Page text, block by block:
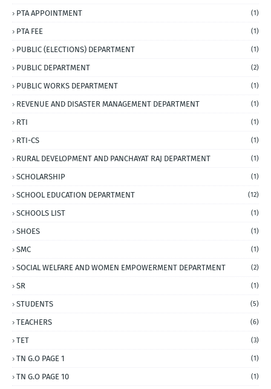
PTA APPOINTMENT (1)
PTA FEE (1)
PUBLIC (ELECTIONS) DEPARTMENT (1)
PUBLIC DEPARTMENT (2)
PUBLIC WORKS DEPARTMENT (1)
REVENUE AND DISASTER MANAGEMENT DEPARTMENT (1)
RTI (1)
RTI-CS (1)
RURAL DEVELOPMENT AND PANCHAYAT RAJ DEPARTMENT (1)
SCHOLARSHIP (1)
SCHOOL EDUCATION DEPARTMENT (12)
SCHOOLS LIST (1)
SHOES (1)
SMC (1)
SOCIAL WELFARE AND WOMEN EMPOWERMENT DEPARTMENT (2)
SR (1)
STUDENTS (5)
TEACHERS (6)
TET (3)
TN G.O PAGE 1 (1)
TN G.O PAGE 10 (1)